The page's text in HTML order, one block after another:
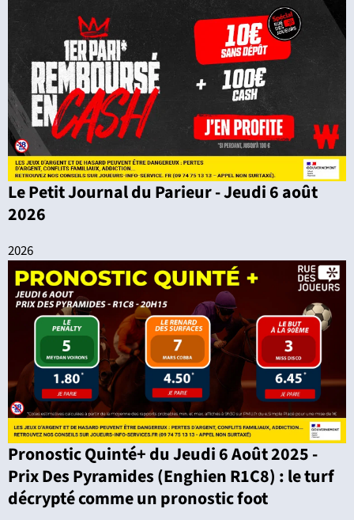
Le Petit Journal du Parieur - Jeudi 6 août
2026
2026
Pronostic Quinté+ du Jeudi 6 Août 2025 -
Prix Des Pyramides (Enghien R1C8) : le turf
décrypté comme un pronostic foot